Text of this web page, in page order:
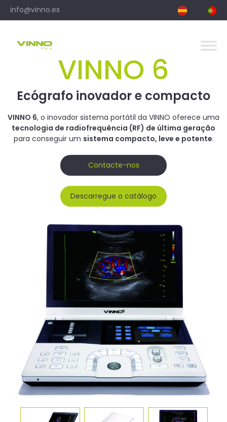
Skipinfo@vinno.es
VINNO 6
Ecógrafo inovador e compacto
VINNO 6, o inovador sistema portátil da VINNO oferece uma
tecnologia de radiofrequência (RF) de última geração
para conseguir um sistema compacto, leve e potente.
Contacte-nos
Descarregue o catálogo